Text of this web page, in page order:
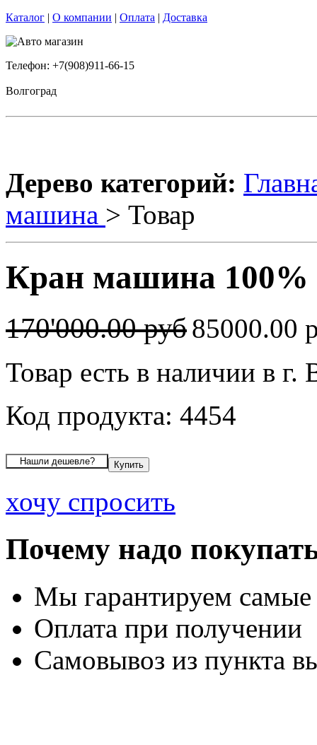
Каталог | О компании | Оплата | Доставка
Телефон: +7(908)911-66-15
Волгоград
Дерево категорий:
машина > Товар
Кран машина 100%
170'000.00 руб85000.00
Товар есть в наличии в г.
Код продукта: 4454
хочу спросить
Почему надо
Мы гарантируем
Оплата при получении
Самовывоз из пункта